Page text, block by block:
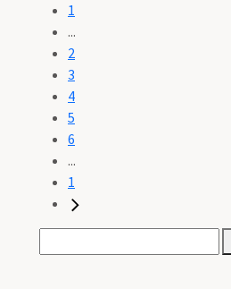
1
...
2
3
4
5
6
...
1